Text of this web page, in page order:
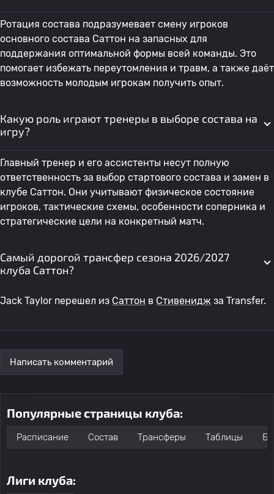
Ротация состава подразумевает смену игроков
основного состава Саттон на запасных для
поддержания оптимальной формы всей команды. Это
помогает избежать переутомления и травм, а также даёт
возможность молодым игрокам получить опыт.
Какую роль играют тренеры в выборе состава на
игру?
Главный тренер и его ассистенты несут полную
ответственность за выбор стартового состава и замен в
клубе Саттон. Они учитывают физическое состояние
игроков, тактические схемы, особенности соперника и
стратегические цели на конкретный матч.
Самый дорогой трансфер сезона 2026/2027
клуба Саттон?
Jack Taylor перешел из Саттон в Стивенидж за Transfer.
Написать комментарий
Популярные страницы клуба:
Расписание Состав Трансферы Таблицы
Лиги клуба: